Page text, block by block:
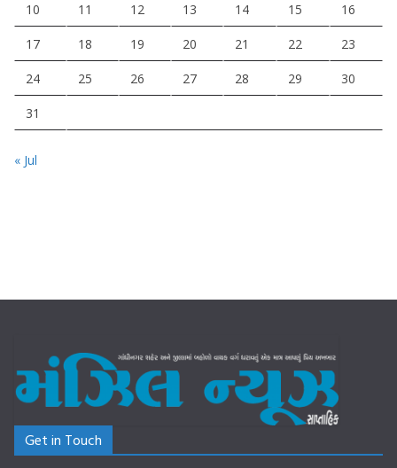
10 11 12 13 14 15 16
17 18 19 20 21 22 23
24 25 26 27 28 29 30
31
« Jul
Get in Touch